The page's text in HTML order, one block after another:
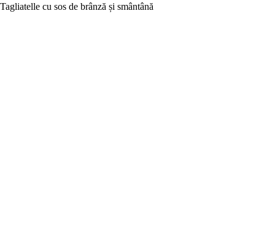
Tagliatelle cu sos de brânză și smântână